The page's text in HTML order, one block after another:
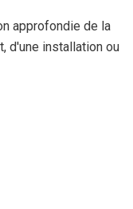
approfondie de la
d'une installation ou